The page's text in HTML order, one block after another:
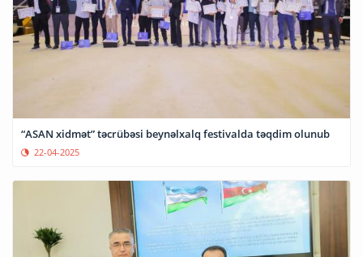
“ASAN xidmət” təcrübəsi beynəlxalq festivalda təqdim olunub
22-04-2025